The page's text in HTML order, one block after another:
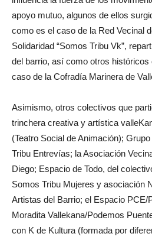
apoyo mutuo, algunos de ellos
como es el caso de la Red Vecinal
Solidaridad “Somos Tribu Vk”,
del barrio, así como otros históricos
caso de la Cofradía Marinera de
Asimismo, otros colectivos que
trinchera creativa y artística
(Teatro Social de Animación);
Tribu Entrevías; la Asociación
Diego; Espacio de Todo, del
Somos Tribu Mujeres y asociación
Artistas del Barrio; el Espacio PCE/
Moradita Vallekana/Podemos
con K de Kultura (formada por